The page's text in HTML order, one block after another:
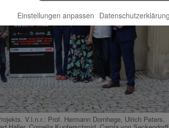
V.l.n.r.: Prof. Hermann Dornhege, Ulrich Peters,
Einstellungen anpassen Datenschutzerklärung